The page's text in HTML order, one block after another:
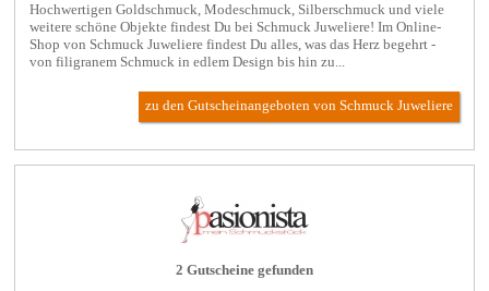
Hochwertigen Goldschmuck, Modeschmuck, Silberschmuck und viele
weitere schöne Objekte findest Du bei Schmuck Juweliere! Im Online-
Shop von Schmuck Juweliere findest Du alles, was das Herz begehrt -
von filigranem Schmuck in edlem Design bis hin zu...
zu den Gutscheinangeboten von Schmuck Juweliere
2 Gutscheine gefunden